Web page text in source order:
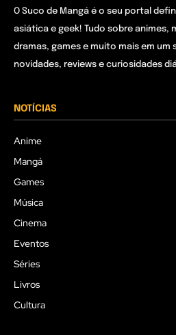
O Suco de Mangá é o seu portal
asiática e geek! Tudo sobre animes,
dramas, games e muito mais em um
novidades, reviews e curiosidades
NOTÍCIAS
Anime
Mangá
Games
Música
Cinema
Eventos
Séries
Livros
Cultura